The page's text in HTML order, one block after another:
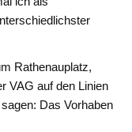
Rathenauplatz,
VAG auf den Linien
Das Vorhaben